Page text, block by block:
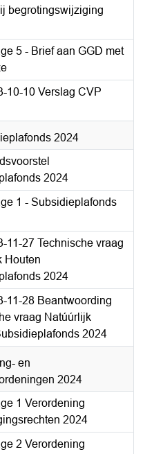
begrotingswijziging
5 - Brief aan GGD met
10-10 Verslag CVP
2024
2024
1 - Subsidieplafonds
11-27 Technische vraag
Houten
2024
11-28 Beantwoording
vraag Natúúrlijk
2024
en
2024
1 Verordening
2024
2 Verordening